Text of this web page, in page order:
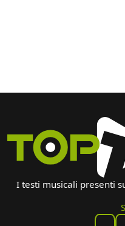
I testi musicali presenti